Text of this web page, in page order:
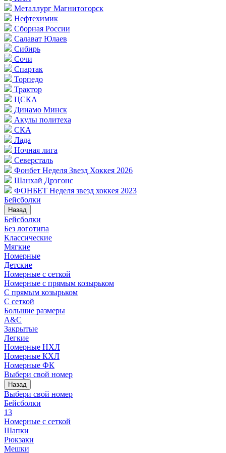
Металлург Магнитогорск
Нефтехимик
Сборная России
Салават Юлаев
Сибирь
Сочи
Спартак
Торпедо
Трактор
ЦСКА
Динамо Минск
Акулы политеха
СКА
Лада
Ночная лига
Северсталь
Фонбет Неделя Звезд Хоккея 2026
Шанхай Дрэгонс
ФОНБЕТ Неделя звезд хоккея 2023
Бейсболки
Назад
Бейсболки
Без логотипа
Классические
Мягкие
Номерные
Детские
Номерные с сеткой
Номерные с прямым козырьком
С прямым козырьком
С сеткой
Большие размеры
A&C
Закрытые
Легкие
Номерные НХЛ
Номерные КХЛ
Номерные ФК
Выбери свой номер
Назад
Выбери свой номер
Бейсболки
13
Номерные с сеткой
Шапки
Рюкзаки
Мешки